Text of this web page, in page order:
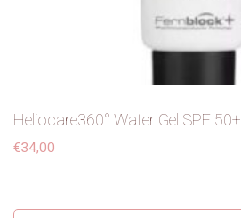
Heliocare360° Water Gel SPF 50+
€34,00